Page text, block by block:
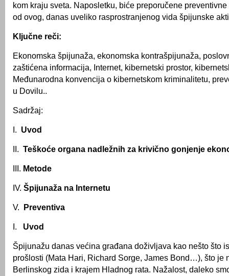
kom kraju sveta. Naposletku, biće preporučene
od ovog, danas uveliko rasprostranjenog vida špijunske
Ključne reči:
Ekonomska špijunaža, ekonomska kontrašpijunaža,
zaštićena informacija, Internet, kibernetski prostor,
Međunarodna konvencija o kibernetskom kriminalitetu,
u Dovilu..
Sadržaj:
I. Uvod
II. Teškoće organa nadležnih za krivično gonjenje
III. Metode
IV. Špijunaža na Internetu
V. Preventiva
I. Uvod
Špijunažu danas većina građana doživljava kao nešto što
prošlosti (Mata Hari, Richard Sorge, James Bond…), što je
Berlinskog zida i krajem Hladnog rata. Nažalost, daleko